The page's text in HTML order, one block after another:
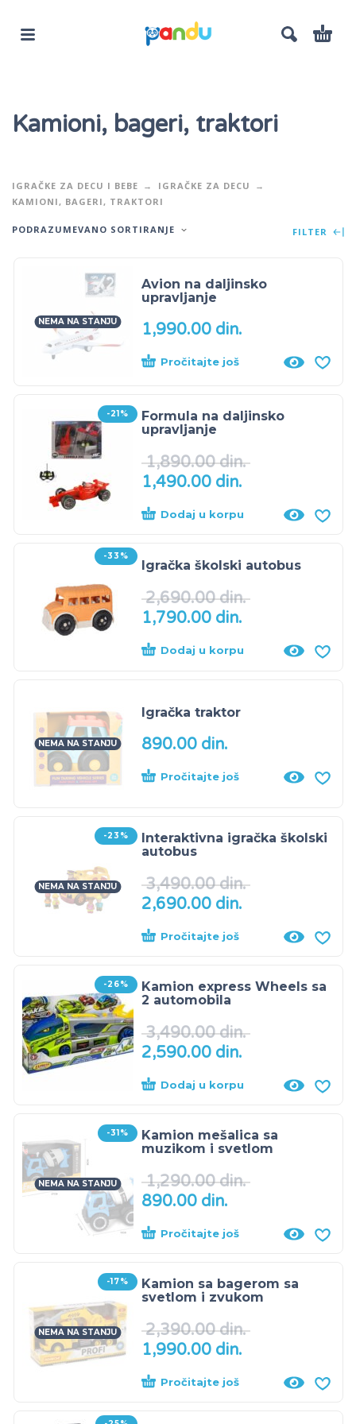
Kamioni, bageri, traktori
IGRAČKE ZA DECU I BEBE
IGRAČKE ZA DECU
KAMIONI, BAGERI, TRAKTORI
PODRAZUMEVANO SORTIRANJE FILTER
NEMA NA STANJU
Avion na daljinsko
upravljanje
1,990.00 din.
Pročitajte još
-21%
Formula na daljinsko
upravljanje
1,890.00din.
1,490.00 din.
Dodaj u korpu
-33%
Igračka školski autobus
2,690.00din.
1,790.00 din.
Dodaj u korpu
NEMA NA STANJU
Igračka traktor
890.00 din.
Pročitajte još
-23%
NEMA NA STANJU
Interaktivna igračka školski
autobus
3,490.00din.
2,690.00 din.
Pročitajte još
-26%
Kamion express Wheels sa
2 automobila
3,490.00din.
2,590.00 din.
Dodaj u korpu
-31%
NEMA NA STANJU
Kamion mešalica sa
muzikom i svetlom
1,290.00din.
890.00 din.
Pročitajte još
-17%
NEMA NA STANJU
Kamion sa bagerom sa
svetlom i zvukom
2,390.00din.
1,990.00 din.
Pročitajte još